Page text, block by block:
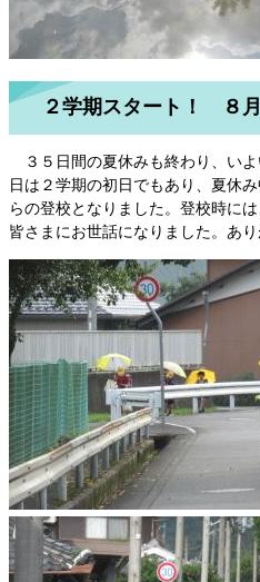
２学期スタート！ ８月
３５日間の夏休みも終わり、い
日は２学期の初日でもあり、夏休
らの登校となりました。登校時に
皆さまにお世話になりました。あ